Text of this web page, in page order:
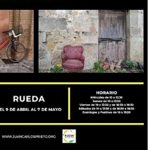
la Bodega Museo